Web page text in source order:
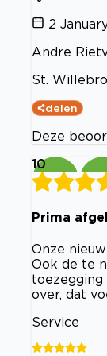
2
Andre
St.
delen
Deze
10
Prima
Onze
Ook de te
over, dat
Service